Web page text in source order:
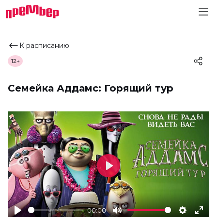
К расписанию
Семейка Аддамс: Горящий тур
12+
00:00
Play